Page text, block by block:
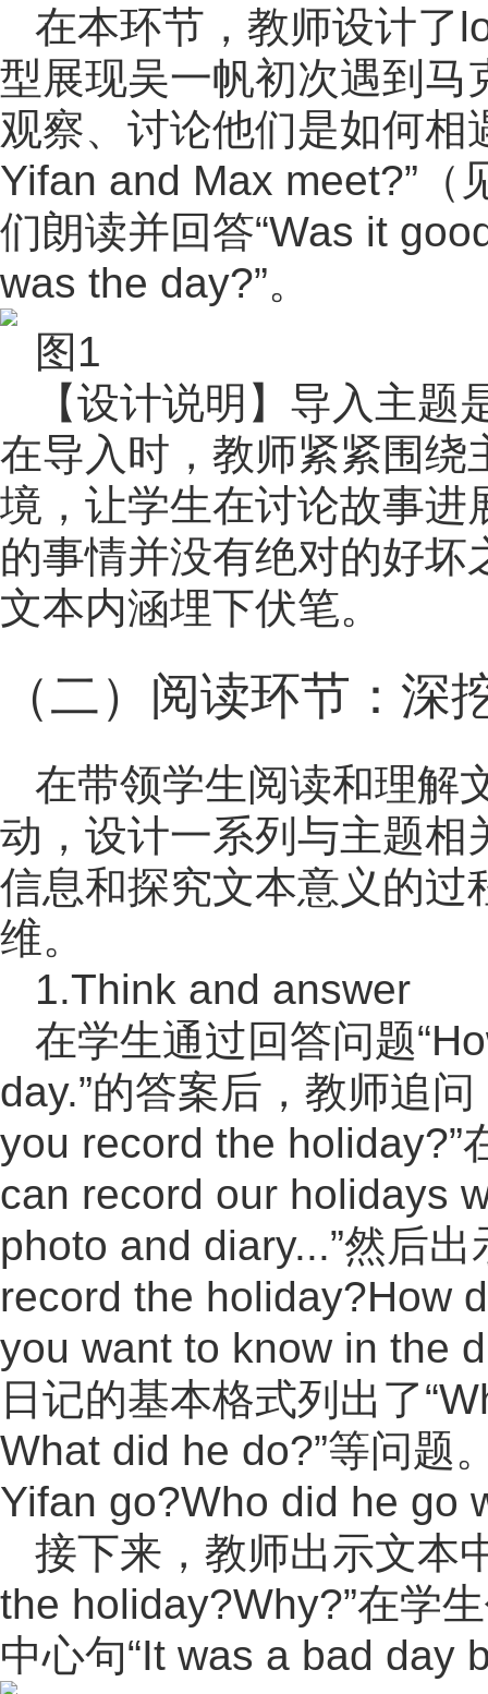
在本环节，教师设计了
型展现吴一帆初次遇到马
观察、讨论他们是如何相
Yifan and Max meet?”（
们朗读并回答“Was it
was the day?”。
图1
【设计说明】导入主
在导入时，教师紧紧围绕
境，让学生在讨论故事进
的事情并没有绝对的好坏
文本内涵埋下伏笔。
（二）阅读环节：
在带领学生阅读和理解
动，设计一系列与主题相
信息和探究文本意义的过
维。
1.Think and answer
在学生通过回答问题
day.”的答案后，教师追
you record the holiday?”
can record our holidays
photo and diary...”然后
record the holiday?How
you want to know in the
日记的基本格式列出了
What did he do?”等问题
Yifan go?Who did he go
接下来，教师出示文本
the holiday?Why?”在学
中心句“It was a bad day